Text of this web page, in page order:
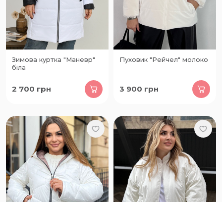
Зимова куртка "Маневр"
біла
2 700 грн
Пуховик "Рейчел" молоко
3 900 грн